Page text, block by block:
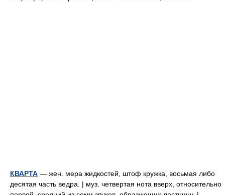
КВАРТА — жен. мера жидкостей, штоф кружка, восьмая либо
десятая часть ведра. | муз. четвертая нота вверх, относительно